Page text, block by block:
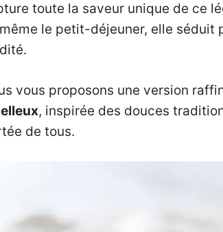
toute la saveur unique de ce
le petit-déjeuner, elle
vous proposons une version
, inspirée des douces
de tous.